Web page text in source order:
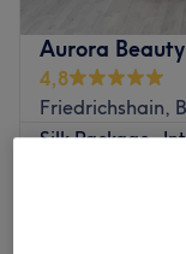
Aurora
4,8
Friedrichshain,
Silk Package-
Dauerhafte